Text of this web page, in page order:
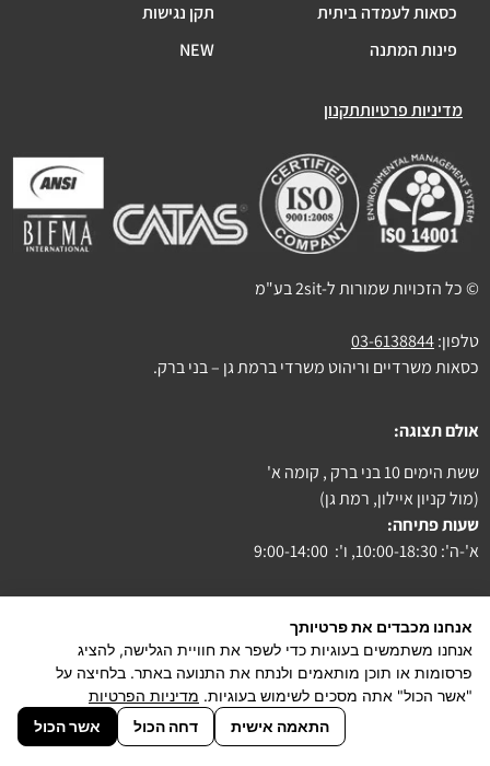
כסאות לעמדה ביתית
פינות המתנה
תקן נגישות
NEW
מדיניות פרטיותתקנון
© כל הזכויות שמורות ל-2sit בע"מ
טלפון:03-6138844
כסאות משרדיים וריהוט משרדי ברמת גן – בני ברק.
אולם תצוגה:
ששת הימים 10 בני ברק , קומה א'
(מול קניון איילון, רמת גן)
שעות פתיחה:
א'-ה': 10:00-18:30, ו': 9:00-14:00
צור קשר
הצהרת נגישות
powered by PiXeliT
אנחנו מכבדים את פרטיותך
אנחנו משתמשים בעוגיות כדי לשפר את חוויית הגלישה, להציג
פרסומות או תוכן מותאמים ולנתח את התנועה באתר. בלחיצה על
"אשר הכול" אתה מסכים לשימוש בעוגיות. מדיניות הפרטיות
התאמה אישית
דחה הכול אשר הכול